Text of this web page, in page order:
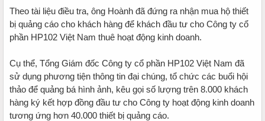
Theo tài liệu điều tra, ông Hoành đã đứng ra nhận mua hộ thiết
bị quảng cáo cho khách hàng để khách đầu tư cho Công ty cổ
phần HP102 Việt Nam thuê hoạt động kinh doanh.
Cụ thể, Tổng Giám đốc Công ty cổ phần HP102 Việt Nam đã
sử dụng phương tiện thông tin đại chúng, tổ chức các buổi hội
thảo để quảng bá hình ảnh, kêu gọi số lượng trên 8.000 khách
hàng ký kết hợp đồng đầu tư cho Công ty hoạt động kinh doanh
tương ứng hơn 40.000 thiết bị quảng cáo.